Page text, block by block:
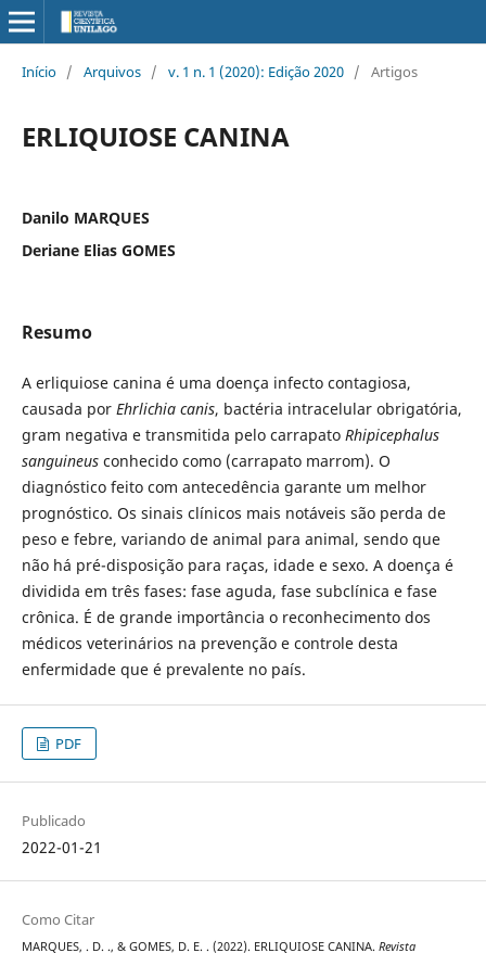
Início / Arquivos / v. 1 n. 1 (2020): Edição 2020 / Artigos
ERLIQUIOSE CANINA
Danilo MARQUES
Deriane Elias GOMES
Resumo
A erliquiose canina é uma doença infecto contagiosa,
causada por Ehrlichia canis, bactéria intracelular obrigatória,
gram negativa e transmitida pelo carrapato Rhipicephalus
sanguineusconhecido como (carrapato marrom). O
diagnóstico feito com antecedência garante um melhor
prognóstico. Os sinais clínicos mais notáveis são perda de
peso e febre, variando de animal para animal, sendo que
não há pré-disposição para raças, idade e sexo. A doença é
dividida em três fases: fase aguda, fase subclínica e fase
crônica. É de grande importância o reconhecimento dos
médicos veterinários na prevenção e controle desta
enfermidade que é prevalente no país.
PDF
Publicado
2022-01-21
Como Citar
MARQUES, . D. ., & GOMES, D. E. . (2022). ERLIQUIOSE CANINA. Revista